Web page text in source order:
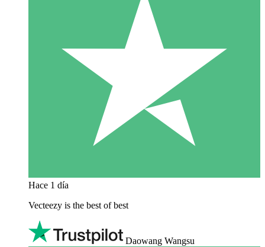
Hace 1 día
Vecteezy is the best of best
Daowang Wangsu